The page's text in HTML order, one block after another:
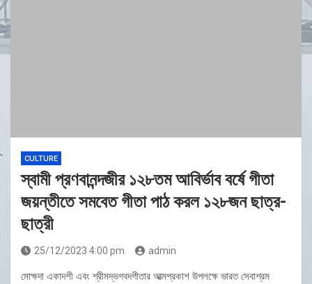
CULTURE
স্বামী প্রণবানন্দজীর ১২৮তম আবির্ভাব বর্ষে গীতা
জয়ন্তীতে সমবেত গীতা পাঠ করল ১২৮জন ছাত্র-
ছাত্রী
25/12/2023 4:00 pm admin
মোক্ষদা একাদশী এবং শ্রীমদ্ভগবদগীতার আত্মপ্রকাশ উপলক্ষে ভারত সেবাশ্রম